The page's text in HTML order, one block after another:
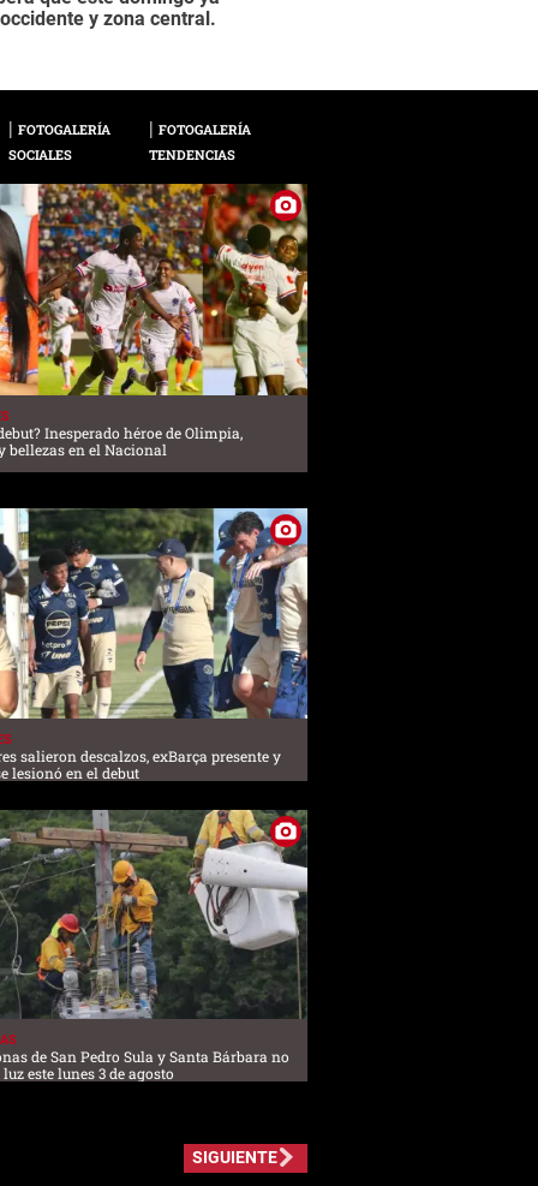
y zona central.
FOTOGALERÍA
SOCIALES
FOTOGALERÍA
TENDENCIAS
Inesperado héroe de Olimpia,
bellezas en el Nacional
salieron descalzos, exBarça presente y
lesionó en el debut
de San Pedro Sula y Santa Bárbara no
este lunes 3 de agosto
SIGUIENTE